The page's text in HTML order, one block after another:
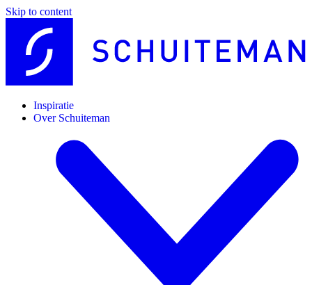
Skip to content
Inspiratie
Over Schuiteman